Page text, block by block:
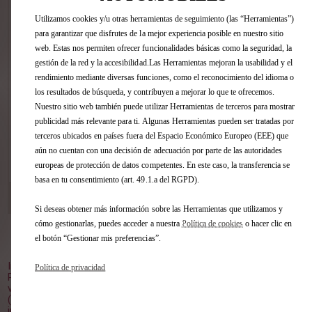
su vehículo en pocos clics sin importar
la marca.
VER ESTE COCHE
Imagen no contractual.
Plazo de entrega orientativo, a partir del pedido en el punto de
venta.
(1) PVP Recomendado (impuestos, transporte y oferta
Utilizamos cookies y/u otras herramientas de seguimiento (las “Herramientas”)
para garantizar que disfrutes de la mejor experiencia posible en nuestro sitio
web. Estas nos permiten ofrecer funcionalidades básicas como la seguridad, la
gestión de la red y la accesibilidad.Las Herramientas mejoran la usabilidad y el
rendimiento mediante diversas funciones, como el reconocimiento del idioma o
los resultados de búsqueda, y contribuyen a mejorar lo que te ofrecemos.
Nuestro sitio web también puede utilizar Herramientas de terceros para mostrar
publicidad más relevante para ti. Algunas Herramientas pueden ser tratadas por
terceros ubicados en países fuera del Espacio Económico Europeo (EEE) que
aún no cuentan con una decisión de adecuación por parte de las autoridades
europeas de protección de datos competentes. En este caso, la transferencia se
basa en tu consentimiento (art. 49.1.a del RGPD).
Si deseas obtener más información sobre las Herramientas que utilizamos y
cómo gestionarlas, puedes acceder a nuestra Política de cookieso hacer clic en
el botón “Gestionar mis preferencias”.
Política de privacidad